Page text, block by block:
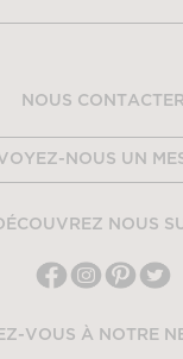
NOUS CONTACTER
NOUS UN
NOUS
VOUS À NOTRE